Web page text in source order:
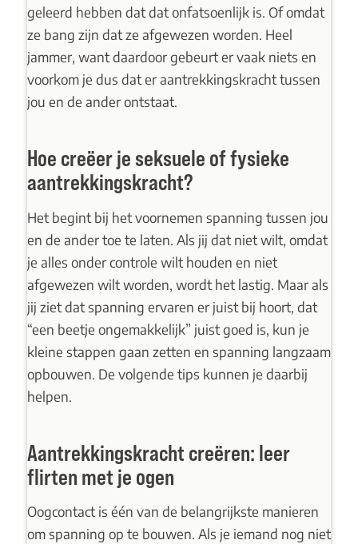
geleerd hebben dat dat onfatsoenlijk is. Of omdat
ze bang zijn dat ze afgewezen worden. Heel
jammer, want daardoor gebeurt er vaak niets en
voorkom je dus dat er aantrekkingskracht tussen
jou en de ander ontstaat.
Hoe creëer je seksuele of fysieke
aantrekkingskracht?
Het begint bij het voornemen spanning tussen jou
en de ander toe te laten. Als jij dat niet wilt, omdat
je alles onder controle wilt houden en niet
afgewezen wilt worden, wordt het lastig. Maar als
jij ziet dat spanning ervaren er juist bij hoort, dat
“een beetje ongemakkelijk” juist goed is, kun je
kleine stappen gaan zetten en spanning langzaam
opbouwen. De volgende tips kunnen je daarbij
helpen.
Aantrekkingskracht creëren: leer
flirten met je ogen
Oogcontact is één van de belangrijkste manieren
om spanning op te bouwen. Als je iemand nog niet